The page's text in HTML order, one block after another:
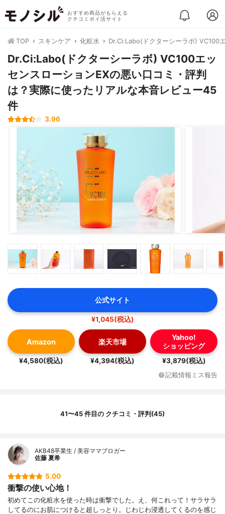
おすすめ商品がもらえる
クチコミポイ活サイト
TOP スキンケア 化粧水 Dr.Ci:Labo(ドクターシーラボ) VC100
Dr.Ci:Labo(ドクターシーラボ) VC100エッ
センスローションEXの悪い口コミ・評判
は？実際に使ったリアルな本音レビュー45
件
3.96
公式サイト
¥1,045(税込)
Amazon
¥4,580(税込)
楽天市場
¥4,394(税込)
Yahoo!
ショッピング
¥3,879(税込)
記載情報ミス報告
41〜45 件目の クチコミ・評判(45)
AKB48卒業生 / 美容ママブロガー
佐藤 夏希
5.00
衝撃の使い心地！
初めてこの化粧水を使った時は衝撃でした。え、何これって！サラサラ
してるのにお肌につけると超しっとり。じわじわ浸透してくるのを感じ